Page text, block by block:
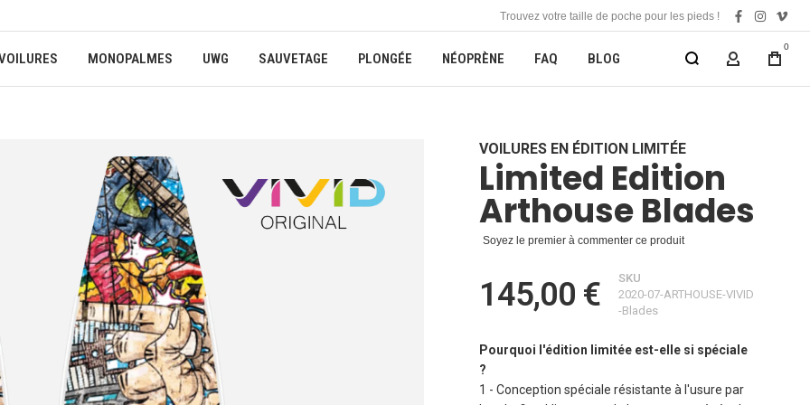
Trouvez votre taille de poche pour les pieds !
facebook
MONOPALMES UWG SAUVETAGE PLONGÉE NÉOPRÈNE FAQ BLOG MON
0
VOILURES EN ÉDITION LIMITÉE
Limited Edition
Arthouse Blades
Soyez le premier à commenter ce produit
145,00 €
SKU
2020-07-ARTHOUSE-VIVID
-Blades
Pourquoi l'édition limitée est-elle si spéciale
?
1 - Conception spéciale résistante à l'usure par